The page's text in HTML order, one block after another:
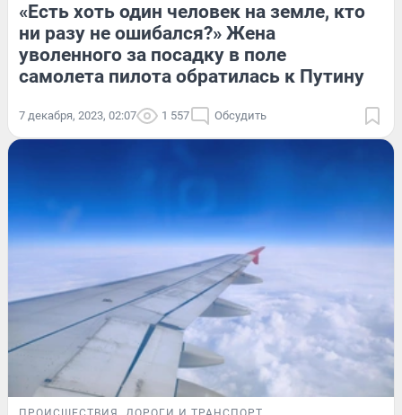
«Есть хоть один человек на земле, кто
ни разу не ошибался?» Жена
уволенного за посадку в поле
самолета пилота обратилась к Путину
7 декабря, 2023, 02:07 1 557 Обсудить